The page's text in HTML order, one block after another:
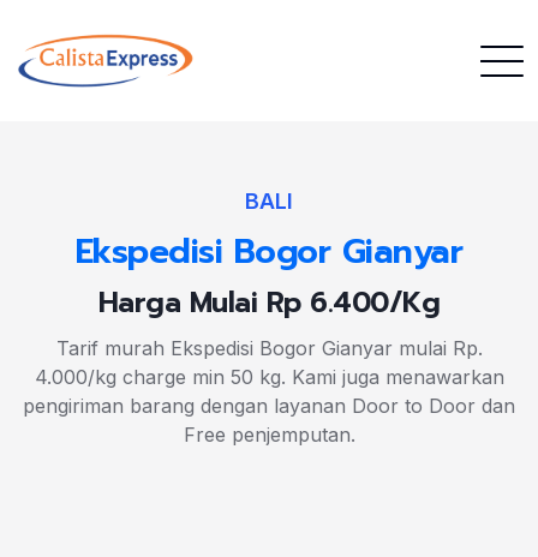
BALI
Ekspedisi Bogor Gianyar
Harga Mulai Rp 6.400/Kg
Tarif murah Ekspedisi Bogor Gianyar mulai Rp.
4.000/kg charge min 50 kg. Kami juga menawarkan
pengiriman barang dengan layanan Door to Door dan
Free penjemputan.